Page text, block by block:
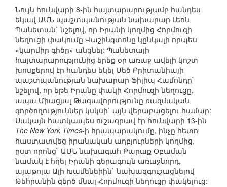
Նույն հունվարի 8-ին հայտարարությամբ հանդես
եկավ ԱՄՆ պաշտպանության նախարար Լեոն
Պանետան` նշելով, որ Իրանի կողմից Հորմուզի
նեղուցի փակումը Վաշինգտոնը կընկալի որպես
«կարմիր գիծը» անցնել: Պանետայի
հայտարարությունից երեք օր առաջ ավելի կոշտ
խոսքերով էր հանդես եկել Մեծ Բրիտանիայի
պաշտպանության նախարար Ֆիլիպ Համոնդը`
նշելով, որ եթե Իրանը փակի Հորմուզի նեղուցը,
ապա Միացյալ Թագավորությունը ռազմական
գործողություններ կսկսի` այն վերաբացելու համար:
Սակայն հատկապես ուշագրավ էր հունվարի 13-ին
The New York Times-ի հրապարակումը, ինչը հետո
հաստատվեց իրանական աղբյուրների կողմից,
ըստ որոնց` ԱՄՆ նախագահ Բարաք Օբաման
նամակ է հղել Իրանի գերագույն առաջնորդ,
այաթոլա Ալի Խամենեիին` նախազգուշացնելով
Թեհրանին զերծ մնալ Հորմուզի նեղուցը փակելուց: